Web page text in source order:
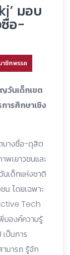
มอบ
อ-
าชิกพรรค
วันเด็กเขต
ารศึกษาเชิง
บางซื่อ-ดุสิต
พเยาวชนและ
นเด็กแห่งชาติ
น โดยเฉพาะ
Tech
มองค์ความรู้
เป็นการ
มารถ รู้จัก